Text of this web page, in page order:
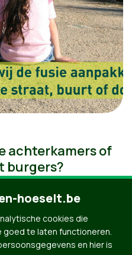
achterkamers of
burgers?
hoeselt.be
cookies die
goed te laten functioneren.
en hier is